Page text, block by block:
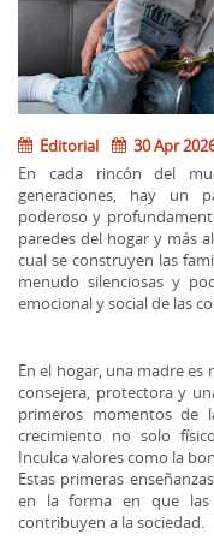
Editorial 30 Apr
En cada rincón del
generaciones, hay un
poderoso y
paredes del hogar y más
cual se construyen las
menudo silenciosas y
emocional y social de las
En el hogar, una madre es
consejera, protectora y
primeros momentos
crecimiento no solo
Inculca valores como la
Estas primeras
en la forma en que las
contribuyen a la sociedad.